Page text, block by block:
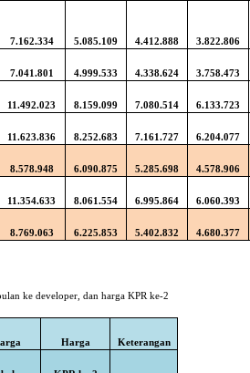
7.162.334 5.085.109 4.412.888 3.822.806
7.041.801 4.999.533 4.338.624 3.758.473
11.492.023 8.159.099 7.080.514 6.133.723
11.623.836 8.252.683 7.161.727 6.204.077
8.578.948 6.090.875 5.285.698 4.578.906
11.354.633 8.061.554 6.995.864 6.060.393
8.769.063 6.225.853 5.402.832 4.680.377
ke developer, dan harga KPR ke-2
Harga Keterangan